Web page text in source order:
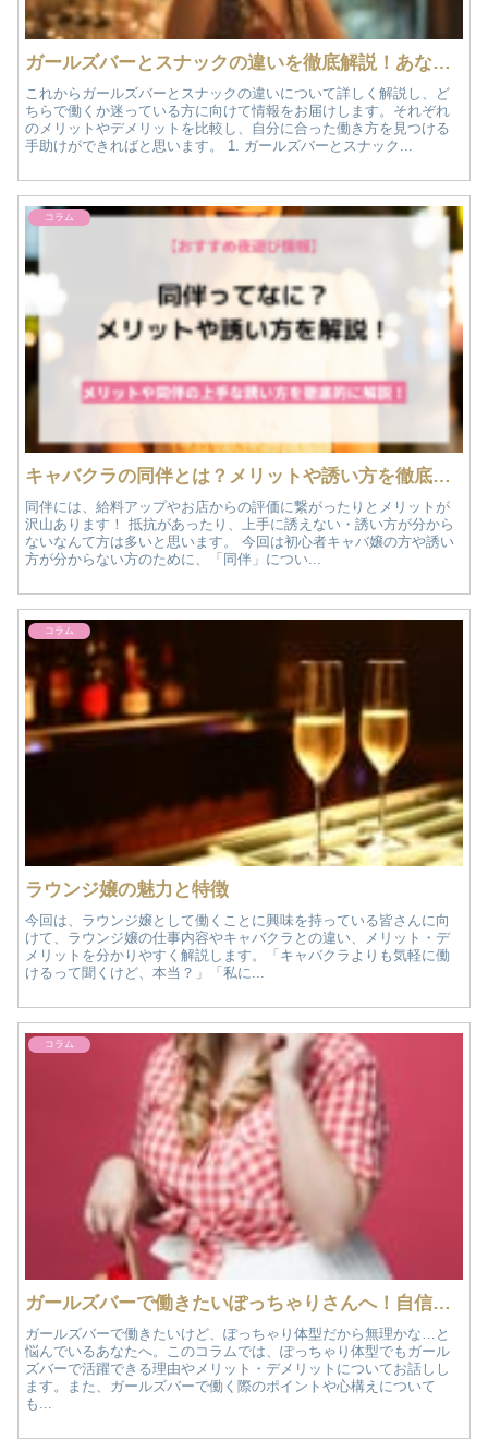
ガールズバーとスナックの違いを徹底解説！あなたに合った働き方を見つけよう
これからガールズバーとスナックの違いについて詳しく解説し、ど
ちらで働くか迷っている方に向けて情報をお届けします。それぞれ
のメリットやデメリットを比較し、自分に合った働き方を見つける
手助けができればと思います。 1. ガールズバーとスナック...
コラム
キャバクラの同伴とは？メリットや誘い方を徹底解説！｜おすすめ夜遊び情報
同伴には、給料アップやお店からの評価に繋がったりとメリットが
沢山あります！ 抵抗があったり、上手に誘えない・誘い方が分から
ないなんて方は多いと思います。 今回は初心者キャバ嬢の方や誘い
方が分からない方のために、「同伴」につい...
コラム
ラウンジ嬢の魅力と特徴
今回は、ラウンジ嬢として働くことに興味を持っている皆さんに向
けて、ラウンジ嬢の仕事内容やキャバクラとの違い、メリット・デ
メリットを分かりやすく解説します。「キャバクラよりも気軽に働
けるって聞くけど、本当？」「私に...
コラム
ガールズバーで働きたいぽっちゃりさんへ！自信を持って輝く方法
ガールズバーで働きたいけど、ぽっちゃり体型だから無理かな…と
悩んでいるあなたへ。このコラムでは、ぽっちゃり体型でもガール
ズバーで活躍できる理由やメリット・デメリットについてお話しし
ます。また、ガールズバーで働く際のポイントや心構えについて
も...